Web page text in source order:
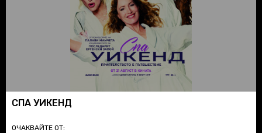
СПА УИКЕНД
ОЧАКВАЙТЕ ОТ: